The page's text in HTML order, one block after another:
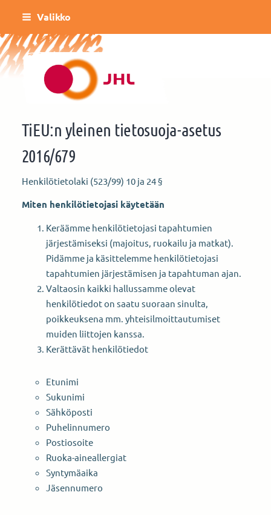
Siirry
sisältöön
Valikko
Ähtärinseudun JHL
TiEU:n yleinen tietosuoja-asetus
2016/679
Henkilötietolaki (523/99) 10 ja 24 §
Miten henkilötietojasi käytetään
Keräämme henkilötietojasi tapahtumien
järjestämiseksi (majoitus, ruokailu ja matkat).
Pidämme ja käsittelemme henkilötietojasi
tapahtumien järjestämisen ja tapahtuman ajan.
Valtaosin kaikki hallussamme olevat
henkilötiedot on saatu suoraan sinulta,
poikkeuksena mm. yhteisilmoittautumiset
muiden liittojen kanssa.
Kerättävät henkilötiedot
Etunimi
Sukunimi
Sähköposti
Puhelinnumero
Postiosoite
Ruoka-aineallergiat
Syntymäaika
Jäsennumero